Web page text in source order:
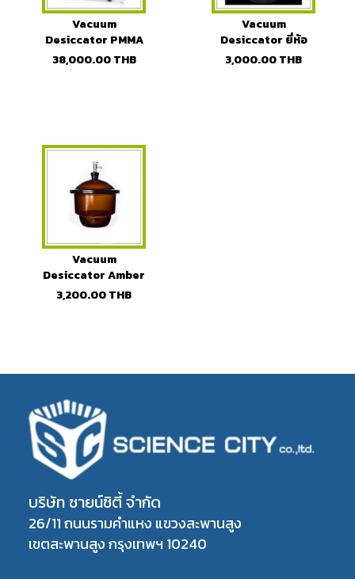
Vacuum
Desiccator PMMA
(polymethyl
38,000.00 THB
Vacuum
Desiccator ยี่ห้อ
BOROMAX
3,000.00THB
Vacuum
Desiccator Amber
Glass ยี่ห้อ
3,200.00THB
บริษัท ซายน์ซิตี้ จำกัด
26/11 ถนนรามคำแหง แขวงสะพานสูง
เขตสะพานสูง กรุงเทพฯ 10240